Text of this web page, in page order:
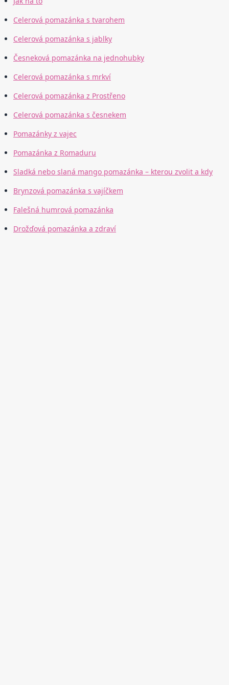
Celerová pomazánka s tvarohem
Celerová pomazánka s jablky
Česneková pomazánka na jednohubky
Celerová pomazánka s mrkví
Celerová pomazánka z Prostřeno
Celerová pomazánka s česnekem
Pomazánky z vajec
Pomazánka z Romaduru
Sladká nebo slaná mango pomazánka – kterou zvolit a kdy
Brynzová pomazánka s vajíčkem
Falešná humrová pomazánka
Drožďová pomazánka a zdraví